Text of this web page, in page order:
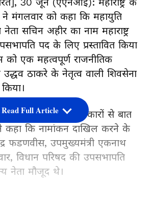
30 जून (एएनआई): महाराष्ट्र के
ने मंगलवार को कहा कि महायुति
सचिन अहीर का नाम महाराष्ट्र
पद के लिए प्रस्तावित किया
को एक महत्वपूर्ण राजनीतिक
उद्धव ठाकरे के नेतृत्व वाली शिवसेना
करने के बाद पत्रकारों से बात
कहा कि नामांकन दाखिल करने के
फडणवीस, उपमुख्यमंत्री एकनाथ
विधान परिषद की उपसभापति
नेता मौजूद थे।
Read Full Article